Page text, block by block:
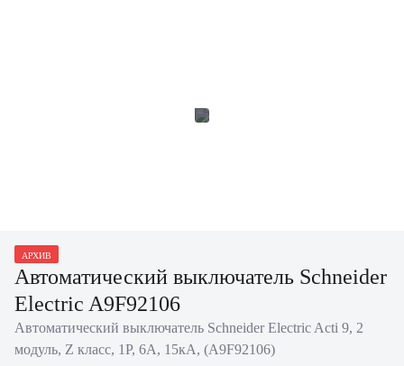
АРХИВ
Автоматический выключатель Schneider
Electric A9F92106
Автоматический выключатель Schneider Electric Acti 9, 2
модуль, Z класс, 1P, 6А, 15кА, (A9F92106)